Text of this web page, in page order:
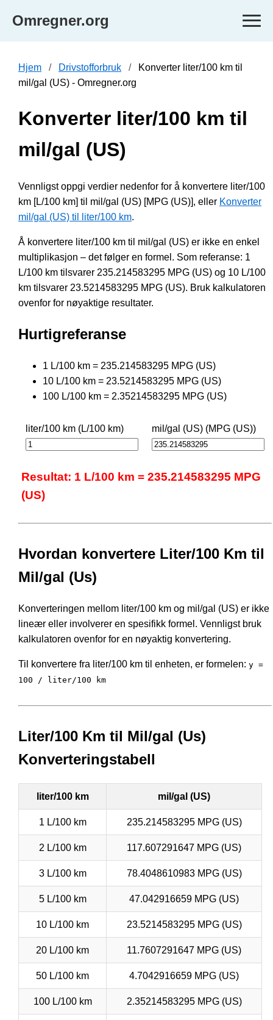
Omregner.org
Hjem Drivstofforbruk
Konverter liter/100 km til
mil/gal (US) - Omregner.org
Konverter liter/100 km til
mil/gal (US)
Vennligst oppgi verdier nedenfor for å konvertere liter/100
km [L/100 km] til mil/gal (US) [MPG (US)], eller Konverter
mil/gal (US) til liter/100 km.
Å konvertere liter/100 km til mil/gal (US) er ikke en enkel
multiplikasjon – det følger en formel. Som referanse: 1
L/100 km tilsvarer 235.214583295 MPG (US) og 10 L/100
km tilsvarer 23.5214583295 MPG (US). Bruk kalkulatoren
ovenfor for nøyaktige resultater.
Hurtigreferanse
1 L/100 km = 235.214583295 MPG (US)
10 L/100 km = 23.5214583295 MPG (US)
100 L/100 km = 2.35214583295 MPG (US)
liter/100 km (L/100 km) mil/gal (US) (MPG (US))
Resultat: 1 L/100 km = 235.214583295 MPG
(US)
Hvordan konvertere Liter/100 Km til
Mil/gal (Us)
Konverteringen mellom liter/100 km og mil/gal (US) er ikke
lineær eller involverer en spesifikk formel. Vennligst bruk
kalkulatoren ovenfor for en nøyaktig konvertering.
Til konvertere fra liter/100 km til enheten, er formelen: y =
100 / liter/100 km
Liter/100 Km til Mil/gal (Us)
Konverteringstabell
liter/100 km mil/gal (US)
1 L/100 km 235.214583295 MPG (US)
2 L/100 km 117.607291647 MPG (US)
3 L/100 km 78.4048610983 MPG (US)
5 L/100 km 47.042916659 MPG (US)
10 L/100 km 23.5214583295 MPG (US)
20 L/100 km 11.7607291647 MPG (US)
50 L/100 km 4.7042916659 MPG (US)
100 L/100 km 2.35214583295 MPG (US)